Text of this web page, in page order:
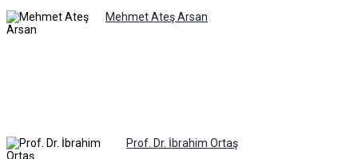
Mehmet Ateş Arsan
Prof. Dr. İbrahim Ortaş